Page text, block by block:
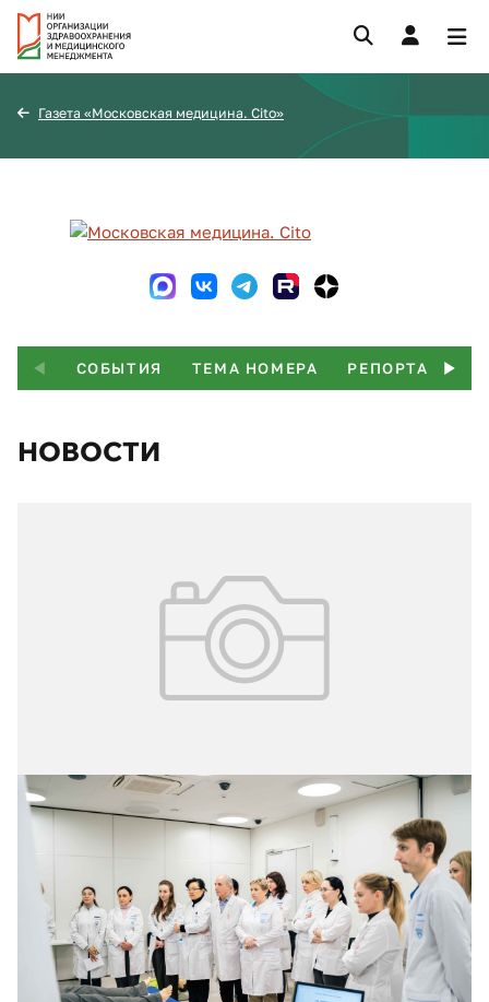
Газета «Московская медицина. Cito»
СОБЫТИЯ ТЕМА НОМЕРА РЕПОРТАЖ
НОВОСТИ
20.04.2026 № 14 (412)
Почётный статус
Получить статус «Московский врач», сдав
соответствующий экзамен, сегодня могут врачи 62
специальностей – приблизительно 85% столичных
докторов. Об этом в своём блоге рассказал мэр
Москвы Сергей Собянин.